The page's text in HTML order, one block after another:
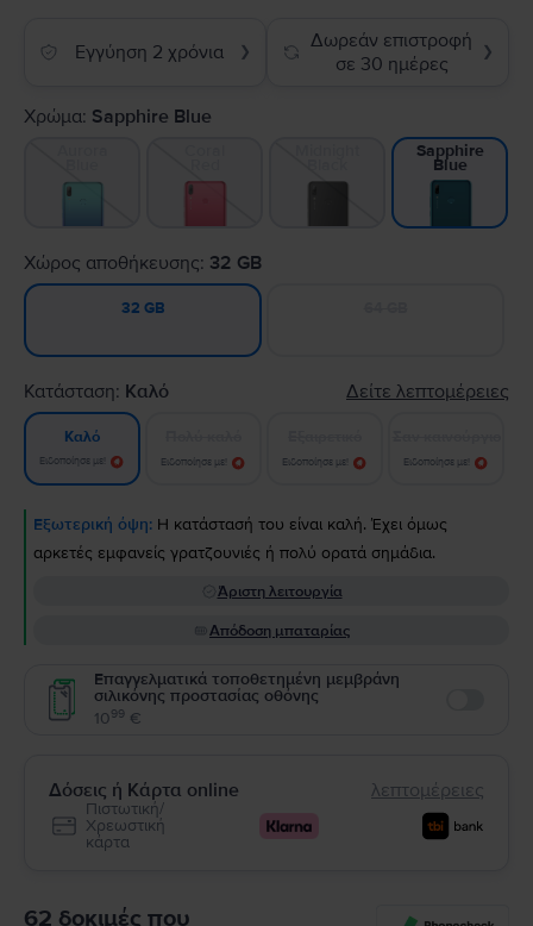
Εγγύηση 2 χρόνια ❯
Δωρεάν επιστροφή
σε 30 ημέρες
❯
Χρώμα: Sapphire Blue
Sapphire
Blue
Χώρος αποθήκευσης: 32 GB
32 GB
Κατάσταση: Καλό Δείτε λεπτομέρειες
Καλό
Ειδοποίησε με! Ειδοποίησε με! Ειδοποίησε με! Ειδοποίησε με!
Εξωτερική όψη: Η κατάστασή του είναι καλή. Έχει όμως
αρκετές εμφανείς γρατζουνιές ή πολύ ορατά σημάδια.
Άριστη λειτουργία
Απόδοση μπαταρίας
Επαγγελματικά τοποθετημένη μεμβράνη
σιλικόνης προστασίας οθόνης
1099 €
Δόσεις ή Κάρτα online λεπτομέρειες
Πιστωτική/
Χρεωστική
κάρτα
62 δοκιμές που